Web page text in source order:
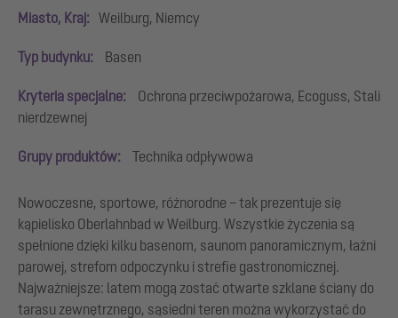
Miasto, Kraj: Weilburg, Niemcy
Typ budynku: Basen
Kryteria specjalne:
Ochrona przeciwpożarowa, Ecoguss, Stali
nierdzewnej
Grupy produktów: Technika odpływowa
Nowoczesne, sportowe, różnorodne – tak prezentuje się
kąpielisko Oberlahnbad w Weilburg. Wszystkie życzenia są
spełnione dzięki kilku basenom, saunom panoramicznym, łaźni
parowej, strefom odpoczynku i strefie gastronomicznej.
Najważniejsze: latem mogą zostać otwarte szklane ściany do
tarasu zewnętrznego, sąsiedni teren można wykorzystać do